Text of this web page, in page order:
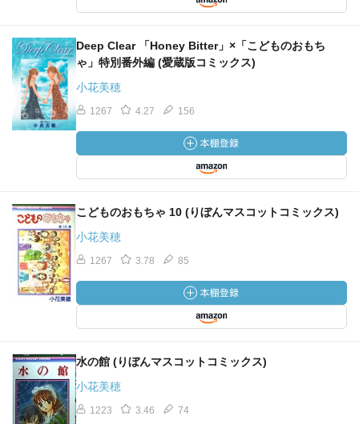
Deep Clear 「Honey Bitter」×「こどものおもち
ゃ」特別番外編 (愛蔵版コミックス)
小花美穂
1267 4.27 156
こどものおもちゃ 10 (りぼんマスコットコミックス)
小花美穂
1267 3.78 85
水の館 (りぼんマスコットコミックス)
小花美穂
1223 3.46 74